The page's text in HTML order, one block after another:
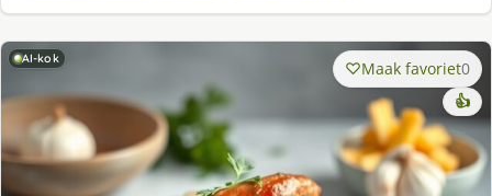
AI-kok Maak favoriet0
👍